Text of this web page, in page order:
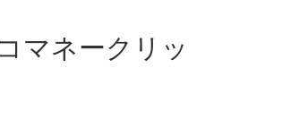
マネークリッ